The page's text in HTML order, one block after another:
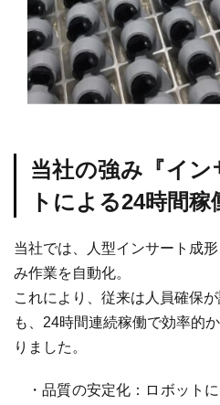
当社の強み『イ
トによる24時間稼
当社では、人型インサート成
み作業を自動化。
これにより、従来は人員確保
も、24時間連続稼働で効率的
りました。
・品質の安定化：ロボット